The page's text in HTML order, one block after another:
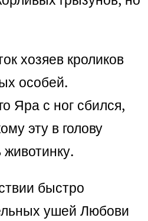
хозяев кроликов
особей.
Яра с ног сбился,
эту в голову
быстро
ушей Любови